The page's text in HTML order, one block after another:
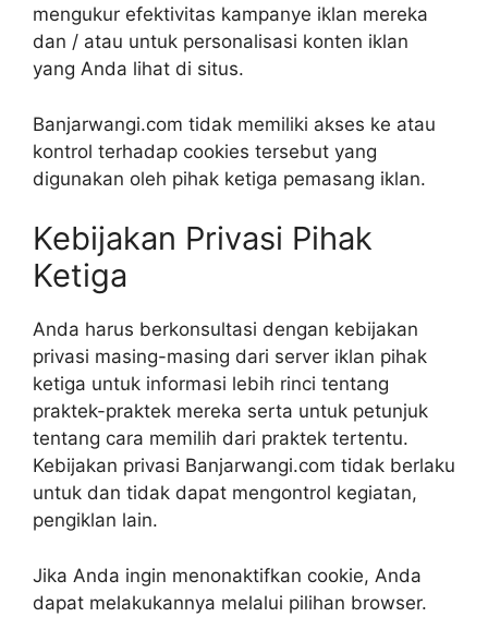
mengukur efektivitas kampanye iklan mereka
dan / atau untuk personalisasi konten iklan
yang Anda lihat di situs.
Banjarwangi.com tidak memiliki akses ke atau
kontrol terhadap cookies tersebut yang
digunakan oleh pihak ketiga pemasang iklan.
Kebijakan Privasi Pihak
Ketiga
Anda harus berkonsultasi dengan kebijakan
privasi masing-masing dari server iklan pihak
ketiga untuk informasi lebih rinci tentang
praktek-praktek mereka serta untuk petunjuk
tentang cara memilih dari praktek tertentu.
Kebijakan privasi Banjarwangi.com tidak berlaku
untuk dan tidak dapat mengontrol kegiatan,
pengiklan lain.
Jika Anda ingin menonaktifkan cookie, Anda
dapat melakukannya melalui pilihan browser.